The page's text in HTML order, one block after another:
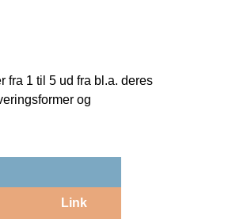
fra 1 til 5 ud fra bl.a. deres
og
Link